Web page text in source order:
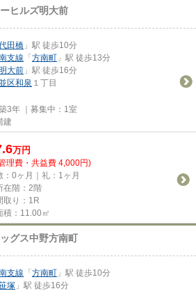
ヒルズ明大前
田橋 」駅 徒歩10分
支線 「方南町 」駅 徒歩13分
大前 」駅 徒歩16分
区和泉 １丁目
3年 ｜募集中： 1室
建
万円
理費・共益費 4,000円)
：0ヶ月｜礼：1ヶ月
在階：2階
取り：1R
積：11.00㎡
グス中野方南町
支線 「方南町 」駅 徒歩10分
塚 」駅 徒歩16分